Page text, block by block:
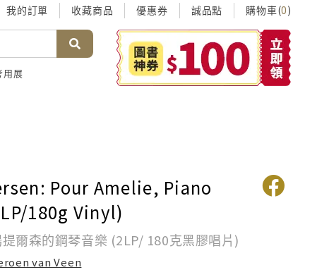
我的訂單 收藏商品 優惠券 誠品點 購物車(0)
用展
Pour Amelie, Piano
180g Vinyl)
爾森的鋼琴音樂 (2LP/ 180克黑膠唱片)
van Veen